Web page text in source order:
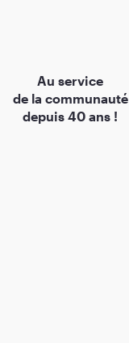
Au service
de la communauté
depuis 40 ans !